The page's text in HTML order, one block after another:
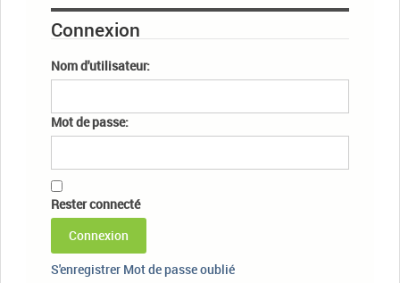
Connexion
Nom d'utilisateur:
Mot de passe:
Rester connecté
Connexion
S'enregistrer Mot de passe oublié